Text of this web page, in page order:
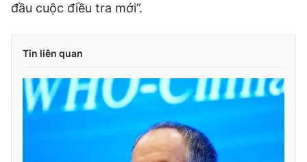
đầu cuộc điều tra mới”.
Tin liên quan